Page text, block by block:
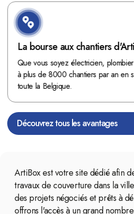
La bourse aux chantiers
véritable mine d'or !
Que vous soyez électricien,
à plus de 8000 chantiers par an en
toute la Belgique.
Découvrez tous les avantages
ArtiBox est votre site dédié afin
travaux de couverture dans la
des projets négociés et prêts à
offrons l'accès à un grand